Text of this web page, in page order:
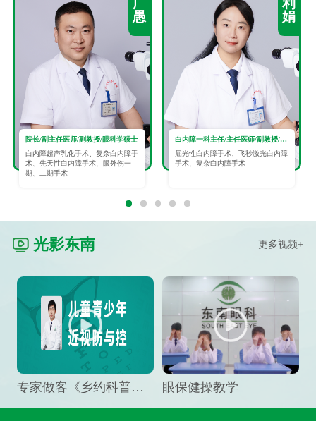
广
愚
院长/副主任医师/副教授/眼科学硕士
白内障超声乳化手术、复杂白内障手
术、先天性白内障手术、眼外伤一
期、二期手术
利
娟
白内障一科主任/主任医师/副教授/眼科学硕士
屈光性白内障手术、飞秒激光白内障
手术、复杂白内障手术
光影东南 更多视频+
专家做客《乡约科普》栏目，预防孩子近视竟然这么“简单” 眼保健操教学